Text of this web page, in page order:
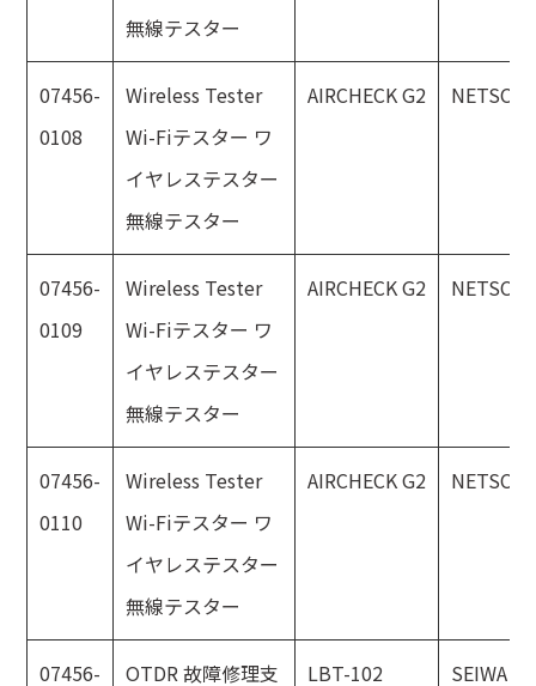
無線テスター
07456-
0108
Wireless Tester
Wi-Fiテスター ワ
イヤレステスター
無線テスター
AIRCHECK G2
07456-
0109
Wireless Tester
Wi-Fiテスター ワ
イヤレステスター
無線テスター
AIRCHECK G2
07456-
0110
Wireless Tester
Wi-Fiテスター ワ
イヤレステスター
無線テスター
AIRCHECK G2
07456-
OTDR 故障修理支
LBT-102
SEIWA